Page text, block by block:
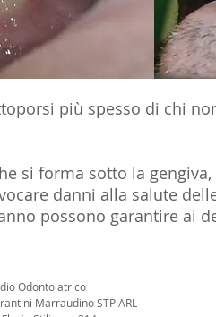
più spesso di chi
si forma sotto la
danni alla salute
possono garantire ai
Odontoiatrico
Marraudino STP ARL